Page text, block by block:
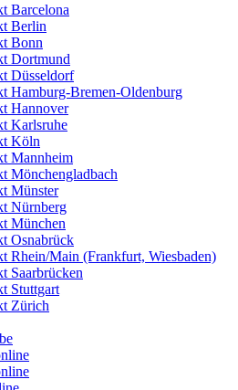
Barcelona
Berlin
Bonn
Dortmund
Düsseldorf
Hamburg-Bremen-Oldenburg
Hannover
Karlsruhe
Köln
Mannheim
Mönchengladbach
Münster
Nürnberg
München
Osnabrück
Rhein/Main (Frankfurt, Wiesbaden)
Saarbrücken
Stuttgart
Zürich